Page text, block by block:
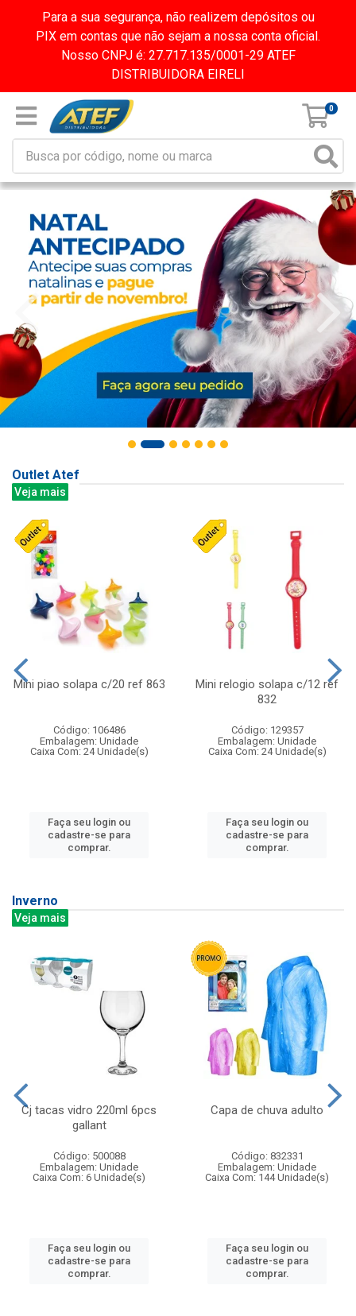
Para a sua segurança, não realizem depósitos ou
PIX em contas que não sejam a nossa conta oficial.
Nosso CNPJ é: 27.717.135/0001-29 ATEF
DISTRIBUIDORA EIRELI
0
Outlet Atef
Veja mais
Mini piao solapa c/20 ref 863
Código: 106486
Embalagem: Unidade
Caixa Com: 24 Unidade(s)
Faça seu login ou
cadastre-se para
comprar.
Mini relogio solapa c/12 ref
832
Código: 129357
Embalagem: Unidade
Caixa Com: 24 Unidade(s)
Faça seu login ou
cadastre-se para
comprar.
Inverno
Veja mais
Cj tacas vidro 220ml 6pcs
gallant
Código: 500088
Embalagem: Unidade
Caixa Com: 6 Unidade(s)
Faça seu login ou
cadastre-se para
comprar.
Capa de chuva adulto
Código: 832331
Embalagem: Unidade
Caixa Com: 144 Unidade(s)
Faça seu login ou
cadastre-se para
comprar.